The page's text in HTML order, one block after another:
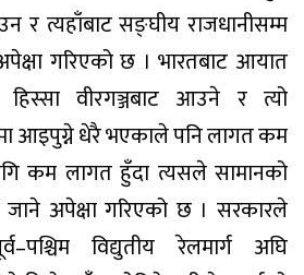
र त्यहाँबाट सङ्घीय राजधानीसम्म
गरिएको छ । भारतबाट आयात
वीरगञ्जबाट आउने र त्यो
आइपुग्ने धेरै भएकाले पनि लागत कम
कम लागत हुँदा त्यसले सामानको
अपेक्षा गरिएको छ । सरकारले
विद्युतीय रेलमार्ग अघि